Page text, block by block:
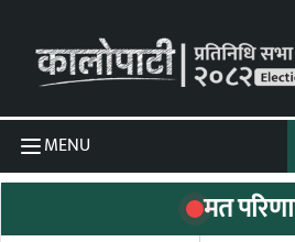
MENU
मत